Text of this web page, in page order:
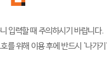
입력할 때 주의하시기 바랍니다.
를 위해 이용 후에 반드시 '나가